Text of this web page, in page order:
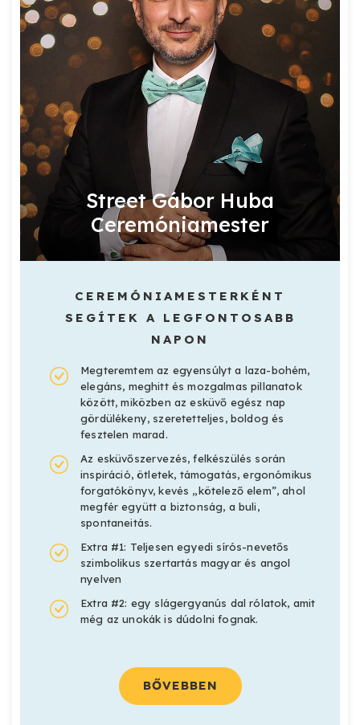
Street Gábor Huba
Ceremóniamester
CEREMÓNIAMESTERKÉNT
SEGÍTEK A LEGFONTOSABB
NAPON
Megteremtem az egyensúlyt a laza-bohém,
elegáns, meghitt és mozgalmas pillanatok
között, miközben az esküvő egész nap
gördülékeny, szeretetteljes, boldog és
fesztelen marad.
Az esküvőszervezés, felkészülés során
inspiráció, ötletek, támogatás, ergonómikus
forgatókönyv, kevés „kötelező elem”, ahol
megfér együtt a biztonság, a buli,
spontaneitás.
Extra #1: Teljesen egyedi sírós-nevetős
szimbolikus szertartás magyar és angol
nyelven
Extra #2: egy slágergyanús dal rólatok, amit
még az unokák is dúdolni fognak.
BŐVEBBEN